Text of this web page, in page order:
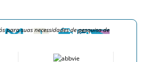
para suas necessidades de pesquisa de